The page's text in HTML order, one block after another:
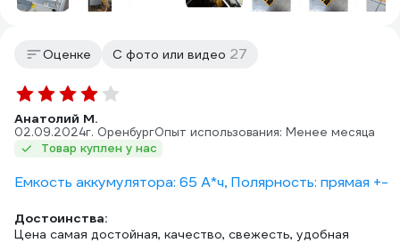
Оценке С фото или видео 27
Анатолий М.
02.09.2024г. ОренбургОпыт использования: Менее месяца
Товар куплен у нас
Емкость аккумулятора: 65 А*ч, Полярность: прямая +-
Достоинства:
Цена самая достойная, качество, свежесть, удобная